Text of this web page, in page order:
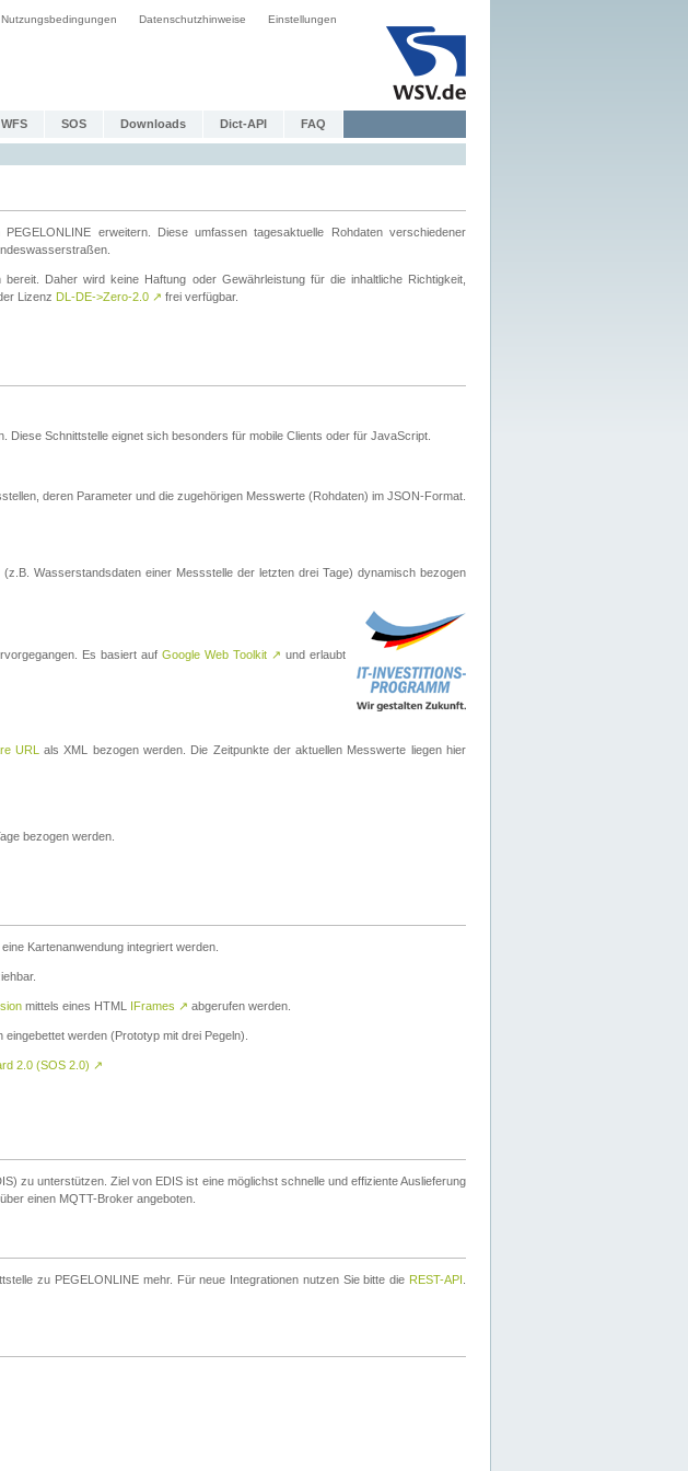
Nutzungsbedingungen Datenschutzhinweise Einstellungen
WFS SOS Downloads Dict-API FAQ
erweitern. Diese umfassen tagesaktuelle Rohdaten verschiedener
Daher wird keine Haftung oder Gewährleistung für die inhaltliche Richtigkeit,
Lizenz DL-DE->Zero-2.0 ↗ frei verfügbar.
Schnittstelle eignet sich besonders für mobile Clients oder für JavaScript.
deren Parameter und die zugehörigen Messwerte (Rohdaten) im JSON-Format.
Wasserstandsdaten einer Messstelle der letzten drei Tage) dynamisch bezogen
Es basiert auf Google Web Toolkit ↗ und erlaubt
URL
als XML bezogen werden. Die Zeitpunkte der aktuellen Messwerte liegen hier
bezogen werden.
eine Kartenanwendung integriert werden.
mittels eines HTML IFrames ↗ abgerufen werden.
eingebettet werden (Prototyp mit drei Pegeln).
2.0 (SOS 2.0) ↗
zu unterstützen. Ziel von EDIS ist eine möglichst schnelle und effiziente Auslieferung
einen MQTT-Broker angeboten.
zu PEGELONLINE mehr. Für neue Integrationen nutzen Sie bitte die REST-API